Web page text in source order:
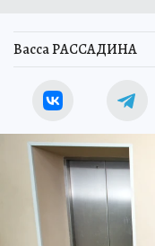
Васса РАССАДИНА